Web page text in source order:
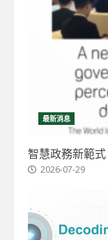
最新消息
智慧政務新範
2026-07-29